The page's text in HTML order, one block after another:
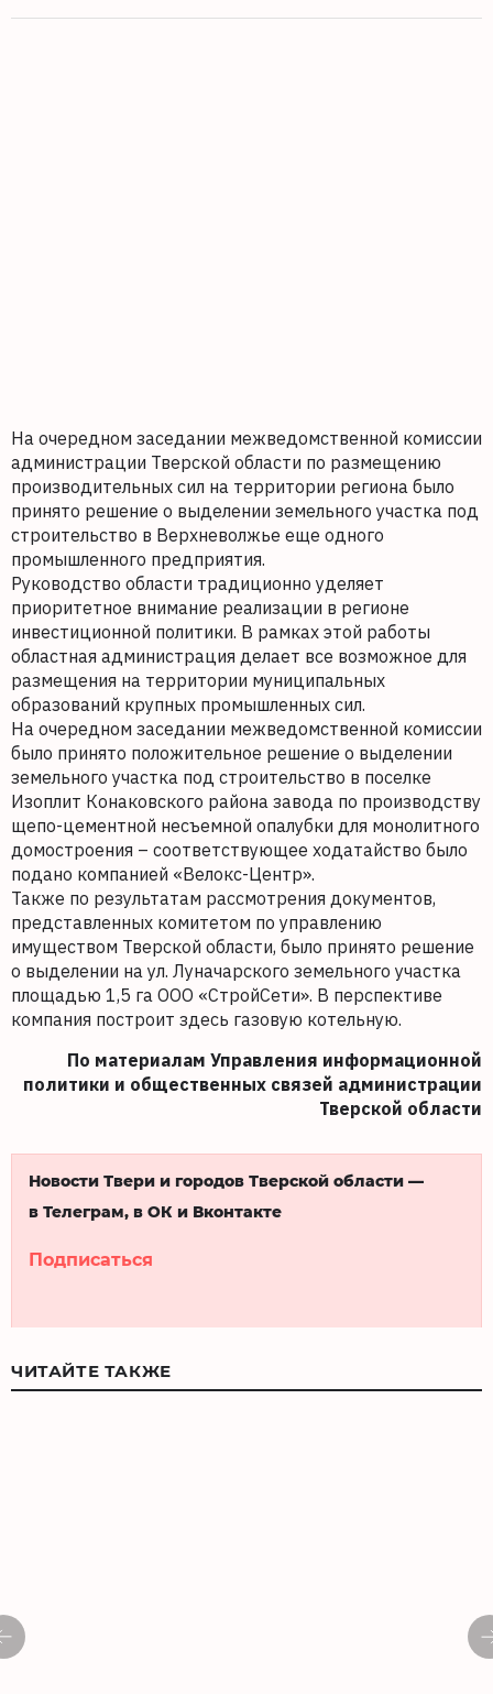
На очередном заседании межведомственной комиссии
администрации Тверской области по размещению
производительных сил на территории региона было
принято решение о выделении земельного участка под
строительство в Верхневолжье еще одного
промышленного предприятия.
Руководство области традиционно уделяет
приоритетное внимание реализации в регионе
инвестиционной политики. В рамках этой работы
областная администрация делает все возможное для
размещения на территории муниципальных
образований крупных промышленных сил.
На очередном заседании межведомственной комиссии
было принято положительное решение о выделении
земельного участка под строительство в поселке
Изоплит Конаковского района завода по производству
щепо-цементной несъемной опалубки для монолитного
домостроения – соответствующее ходатайство было
подано компанией «Велокс-Центр».
Также по результатам рассмотрения документов,
представленных комитетом по управлению
имуществом Тверской области, было принято решение
о выделении на ул. Луначарского земельного участка
площадью 1,5 га ООО «СтройСети». В перспективе
компания построит здесь газовую котельную.
По материалам Управления информационной
политики и общественных связей администрации
Тверской области
Новости Твери и городов Тверской области —
в Телеграм, в ОК и Вконтакте
Подписаться
ЧИТАЙТЕ ТАКЖЕ